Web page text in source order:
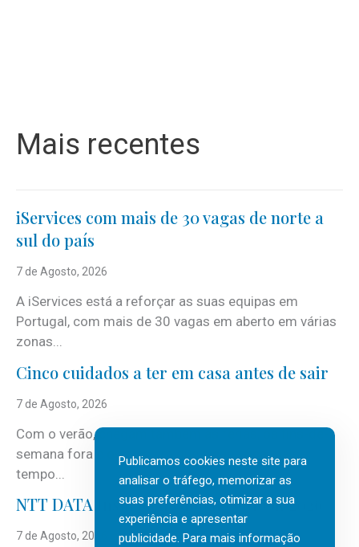
Mais recentes
iServices com mais de 30 vagas de norte a
sul do país
7 de Agosto, 2026
A iServices está a reforçar as suas equipas em
Portugal, com mais de 30 vagas em aberto em várias
zonas...
Cinco cuidados a ter em casa antes de sair
7 de Agosto, 2026
Com o verão, chegam também as férias, os fins-de-
semana fora e os dias em que a casa fica mais
tempo...
NTT DATA Insurtech Global Outlook 2026
7 de Agosto, 2026
Publicamos cookies neste site para
analisar o tráfego, memorizar as
suas preferências, otimizar a sua
experiência e apresentar
publicidade. Para mais informação